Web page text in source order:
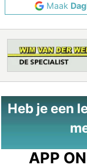
Maak
Heb je een
APP